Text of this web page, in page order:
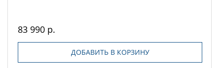
83 990 р.
ДОБАВИТЬ В КОРЗИНУ